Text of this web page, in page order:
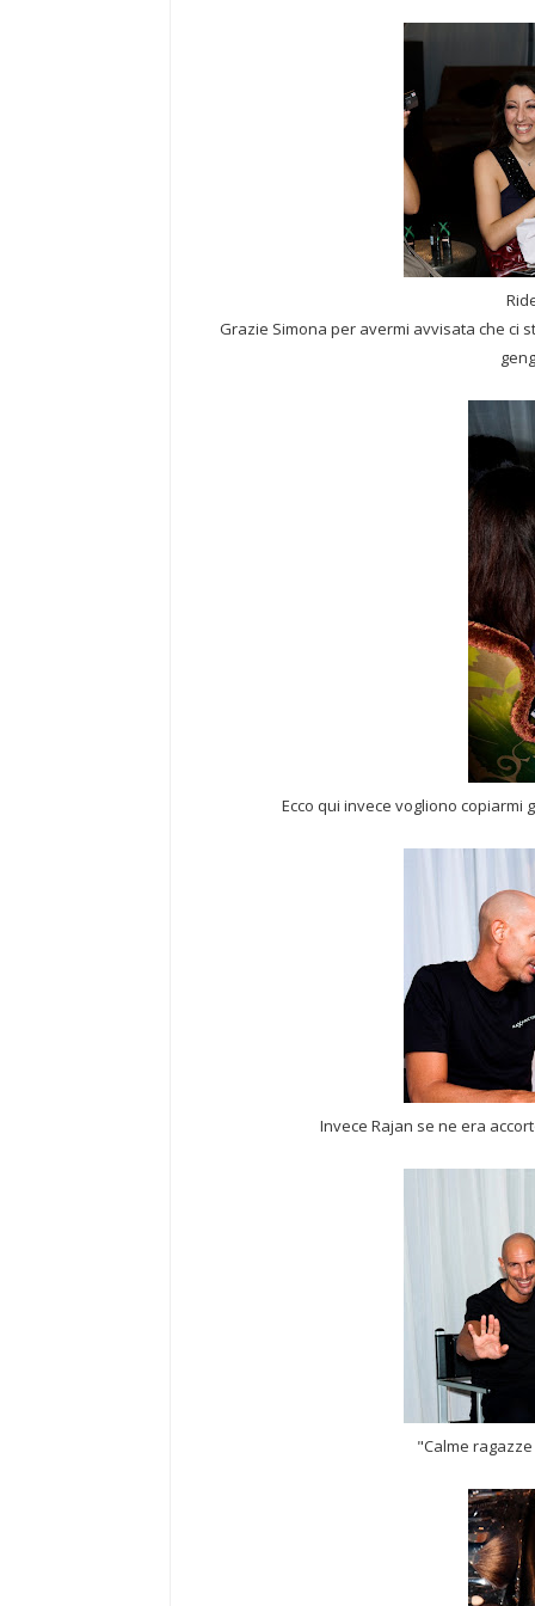
Grazie Simona per avermi avvisata che
Ecco qui invece vogliono copiarmi
Invece Rajan se ne era
"Calme